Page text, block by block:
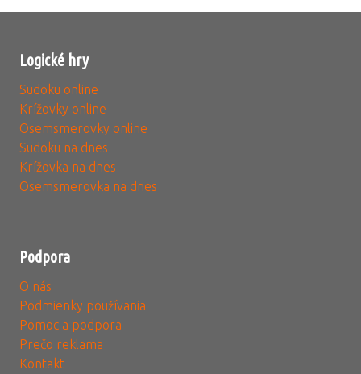
Logické hry
Sudoku online
Krížovky online
Osemsmerovky online
Sudoku na dnes
Krížovka na dnes
Osemsmerovka na dnes
Podpora
O nás
Podmienky používania
Pomoc a podpora
Prečo reklama
Kontakt